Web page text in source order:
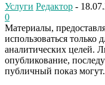
Услуги Редактор -
0
Материалы,
использоваться только
аналитических целей.
опубликование,
публичный показ